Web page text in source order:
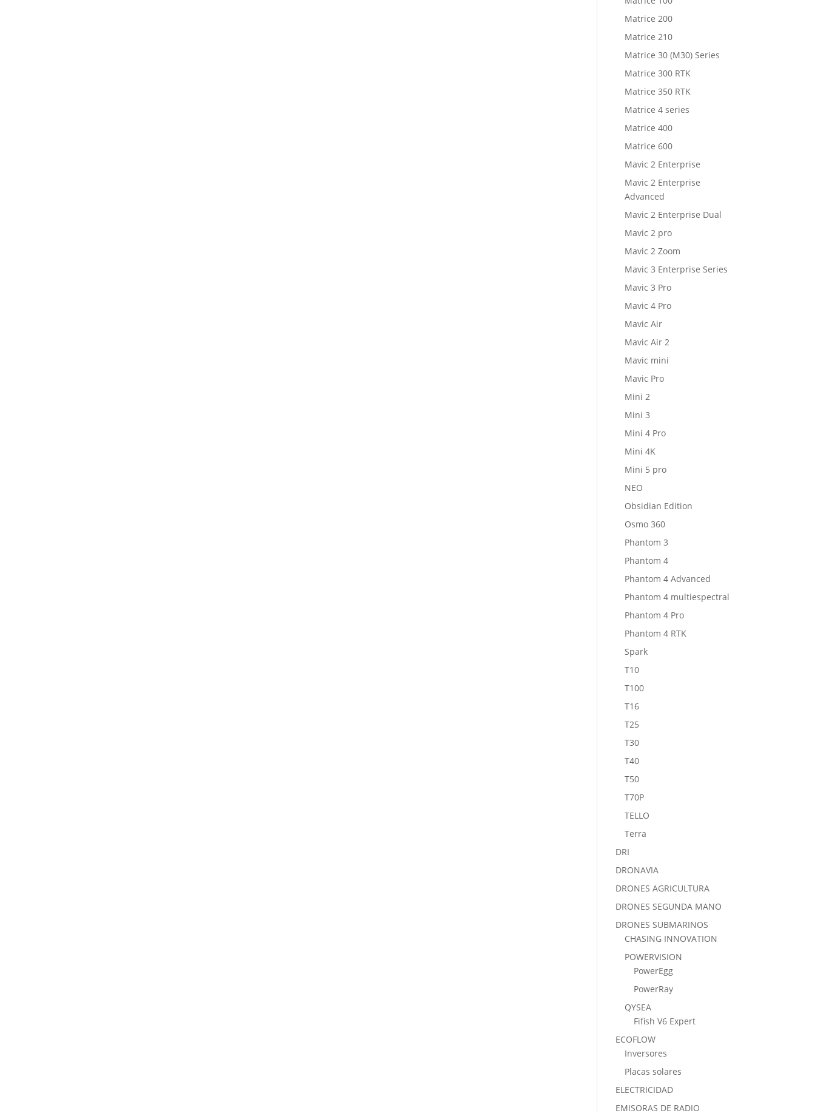
Matrice 200
Matrice 210
Matrice 30 (M30) Series
Matrice 300 RTK
Matrice 350 RTK
Matrice 4 series
Matrice 400
Matrice 600
Mavic 2 Enterprise
Mavic 2 Enterprise
Advanced
Mavic 2 Enterprise Dual
Mavic 2 pro
Mavic 2 Zoom
Mavic 3 Enterprise Series
Mavic 3 Pro
Mavic 4 Pro
Mavic Air
Mavic Air 2
Mavic mini
Mavic Pro
Mini 2
Mini 3
Mini 4 Pro
Mini 4K
Mini 5 pro
NEO
Obsidian Edition
Osmo 360
Phantom 3
Phantom 4
Phantom 4 Advanced
Phantom 4 multiespectral
Phantom 4 Pro
Phantom 4 RTK
Spark
T10
T100
T16
T25
T30
T40
T50
T70P
TELLO
Terra
DRI
DRONAVIA
DRONES AGRICULTURA
DRONES SEGUNDA MANO
DRONES SUBMARINOS
CHASING INNOVATION
POWERVISION
PowerEgg
PowerRay
QYSEA
Fifish V6 Expert
ECOFLOW
Inversores
Placas solares
ELECTRICIDAD
EMISORAS DE RADIO